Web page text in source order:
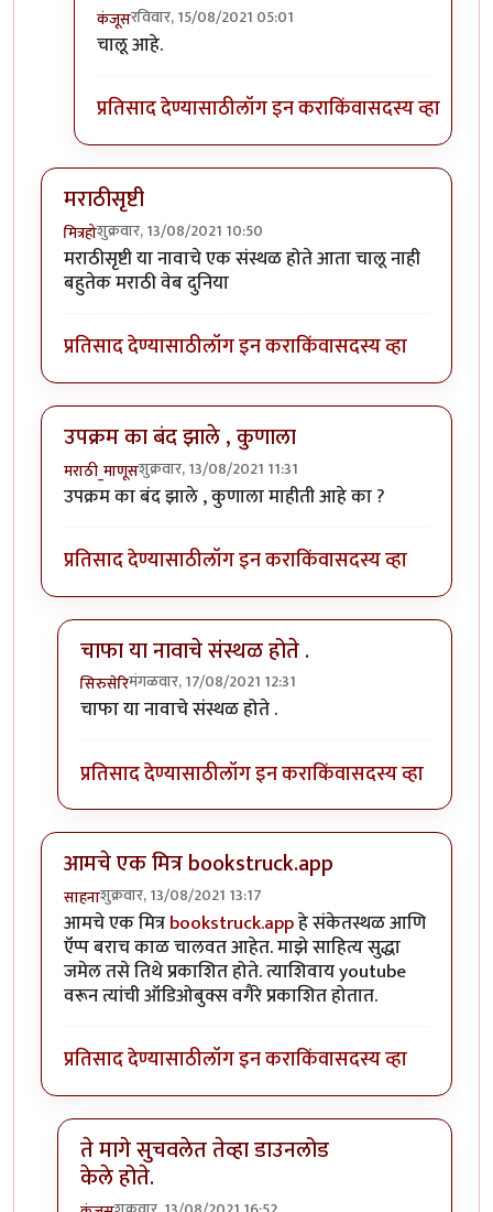
कंजूसरविवार, 15/08/2021 05:01
In reply to
चालू आहे.
प्रतिसाद देण्यासाठीलॉग इन कराकिंवासदस्य व्हा
मराठीसृष्टी
मित्रहोशुक्रवार, 13/08/2021 10:50
मराठीसृष्टी या नावाचे एक संस्थळ होते आता चालू नाही
बहुतेक मराठी वेब दुनिया
प्रतिसाद देण्यासाठीलॉग इन कराकिंवासदस्य व्हा
उपक्रम का बंद झाले , कुणाला
मराठी_माणूसशुक्रवार, 13/08/2021 11:31
उपक्रम का बंद झाले , कुणाला माहीती आहे का ?
प्रतिसाद देण्यासाठीलॉग इन कराकिंवासदस्य व्हा
चाफा या नावाचे संस्थळ होते .
सिरुसेरिमंगळवार, 17/08/2021 12:31
In reply toउपक्रम का बंद झाले , कुणाला
चाफा या नावाचे संस्थळ होते .
प्रतिसाद देण्यासाठीलॉग इन कराकिंवासदस्य व्हा
आमचे एक मित्र bookstruck.app
साहनाशुक्रवार, 13/08/2021 13:17
आमचे एक मित्रbookstruck.appहे संकेतस्थळ आणि
ऍप्प बराच काळ चालवत आहेत. माझे साहित्य सुद्धा
जमेल तसे तिथे प्रकाशित होते. त्याशिवाय youtube
वरून त्यांची ऑडिओबुक्स वगैरे प्रकाशित होतात.
प्रतिसाद देण्यासाठीलॉग इन कराकिंवासदस्य व्हा
ते मागे सुचवलेत तेव्हा डाउनलोड
केले होते.